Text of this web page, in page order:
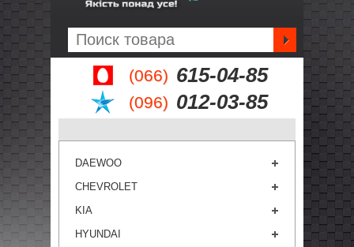
(066) 615-04-85
(096) 012-03-85
DAEWOO
CHEVROLET
KIA
HYUNDAI